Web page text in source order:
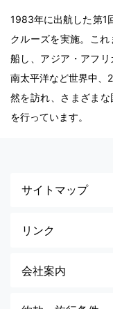
1983年に出航した第1
クルーズを実施。こ
船し、アジア・アフ
南太平洋など世界中、
然を訪れ、さまざま
を行っています。
サイトマップ
リンク
会社案内